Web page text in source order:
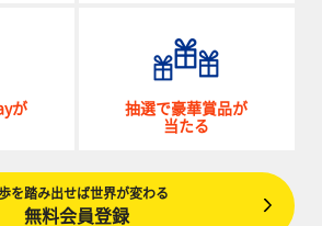
が
抽選で豪華賞品が
当たる
を踏み出せば世界が変わる
無料会員登録